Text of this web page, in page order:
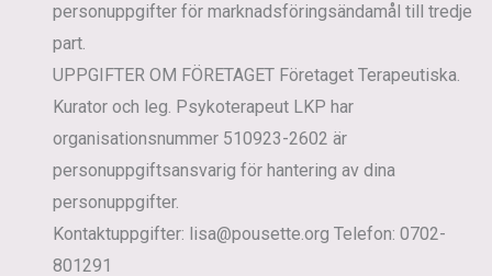
personuppgifter för marknadsföringsändamål till tredje
part.
UPPGIFTER OM FÖRETAGET Företaget Terapeutiska.
Kurator och leg. Psykoterapeut LKP har
organisationsnummer 510923-2602 är
personuppgiftsansvarig för hantering av dina
personuppgifter.
Kontaktuppgifter: lisa@pousette.org Telefon: 0702-
801291